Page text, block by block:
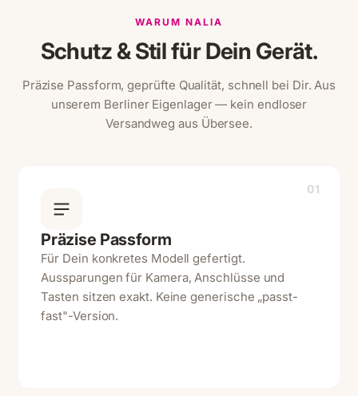
WARUM NALIA
Schutz & Stil für Dein Gerät.
Präzise Passform, geprüfte Qualität, schnell bei Dir. Aus
unserem Berliner Eigenlager — kein endloser
Versandweg aus Übersee.
01
Präzise Passform
Für Dein konkretes Modell gefertigt.
Aussparungen für Kamera, Anschlüsse und
Tasten sitzen exakt. Keine generische „passt-
fast"-Version.